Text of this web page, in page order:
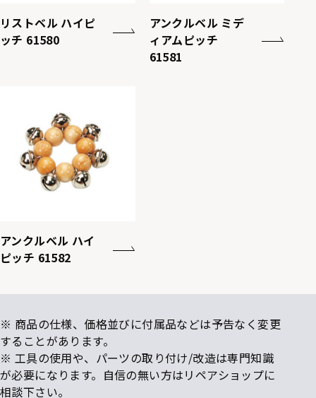
リストベル ハイピ
ッチ 61580
アンクルベル ミデ
ィアムピッチ
61581
アンクルベル ハイ
ピッチ 61582
※ 商品の仕様、価格並びに付属品などは予告なく変更
することがあります。
※ 工具の使用や、パーツの取り付け/改造は専門知識
が必要になります。自信の無い方はリペアショップに
相談下さい。